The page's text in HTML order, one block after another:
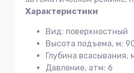
Характеристики
Вид: поверхностный
Высота подъема, м:
Глубина всасывания,
Давление, атм: 6